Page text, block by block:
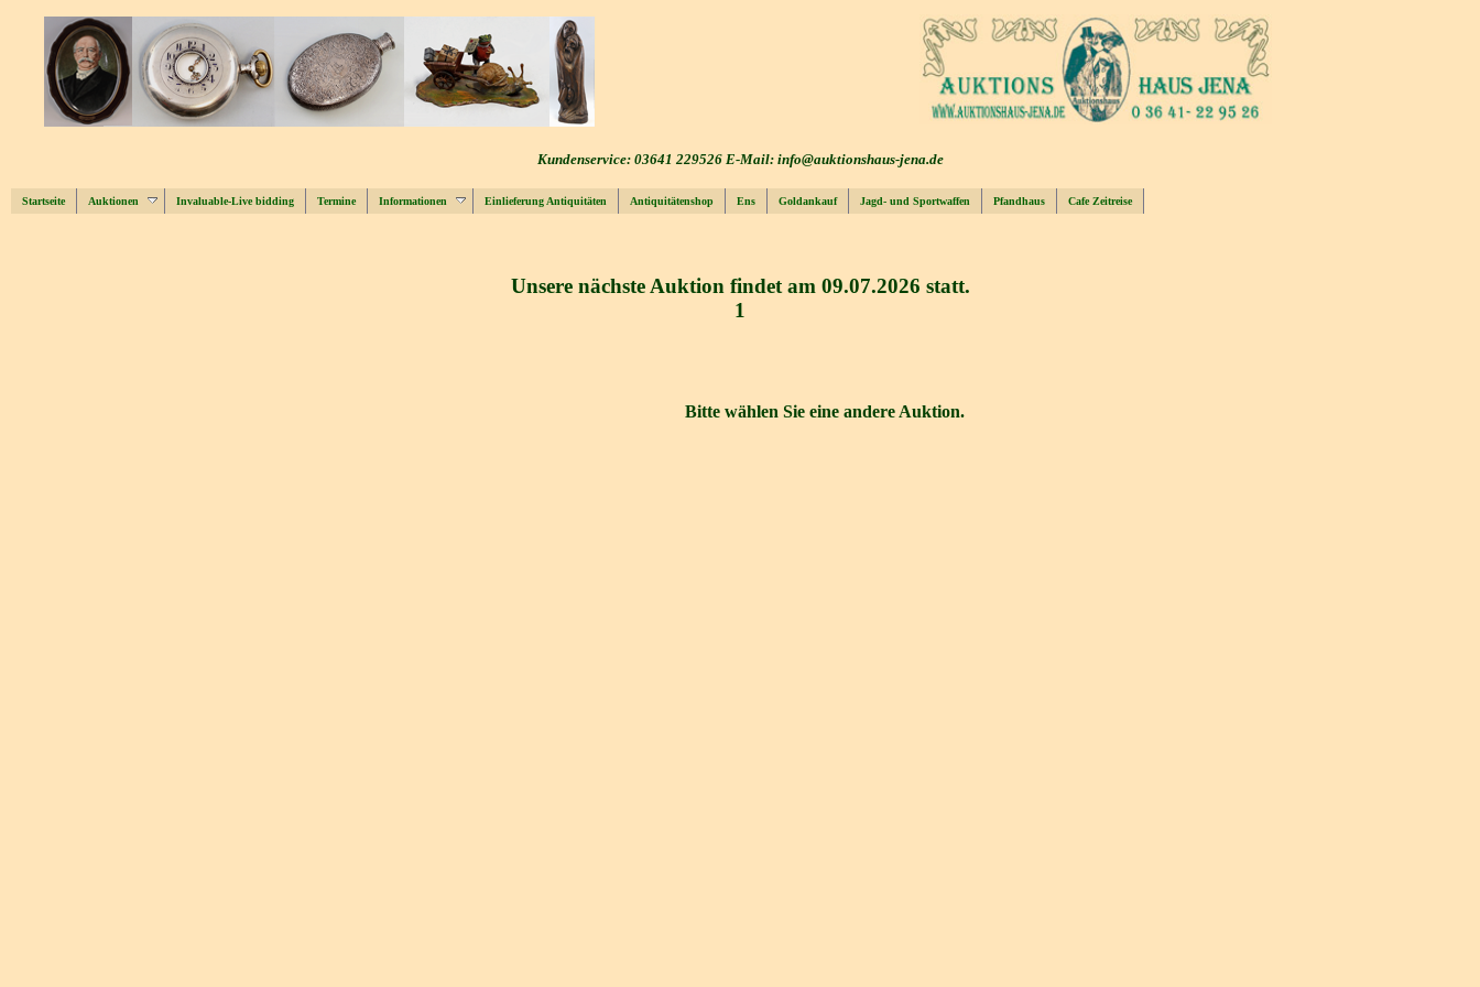
Kundenservice: 03641 229526 E-Mail: info@auktionshaus-jena.de
Startseite Auktionen Invaluable-Live bidding Termine Informationen Einlieferung Antiquitäten Antiquitätenshop Ens Goldankauf Jagd- und Sportwaffen Pfandhaus Cafe Zeitreise
Unsere nächste Auktion findet am 09.07.2026 statt.
1
Bitte wählen Sie eine andere Auktion.